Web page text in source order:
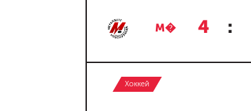
М� 4 :
Хоккей